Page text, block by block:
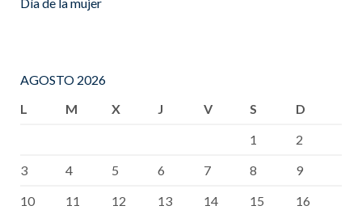
AGOSTO 2026
L
M X J V S
D
1
2
3
4 5 6 7 8
9
10
11 12 13 14 15 16